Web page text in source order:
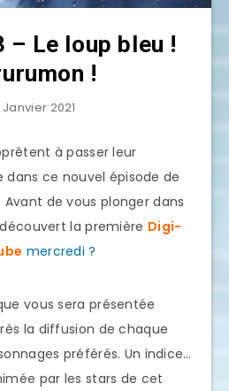
– Le loup bleu !
!
2021
à passer leur
dans ce nouvel épisode de
. Avant de vous plonger dans
la première Digi-
mercredi ?
vous sera présentée
la diffusion de chaque
préférés. Un indice…
par les stars de cet